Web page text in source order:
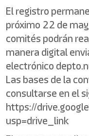
El registro
próximo 22 de
comités podrán
manera digital
electrónico
Las bases de la
consultarse en el
https://
usp=drive_link